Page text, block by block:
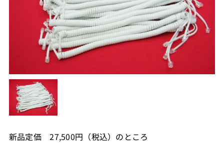
新品定価 27,500円（税込）のところ